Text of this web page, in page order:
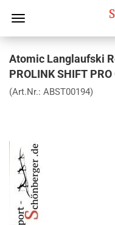
Atomic Langlaufski
PROLINK SHIFT PRO
(Art.Nr.: ABST00194)